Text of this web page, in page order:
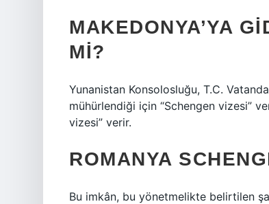
MAKEDONYA’YA
MI?
Yunanistan Konsolosluğu, T.C.
mühürlendiği için “Schengen vizesi”
vizesi” verir.
ROMANYA
Bu imkân, bu yönetmelikte belirtilen